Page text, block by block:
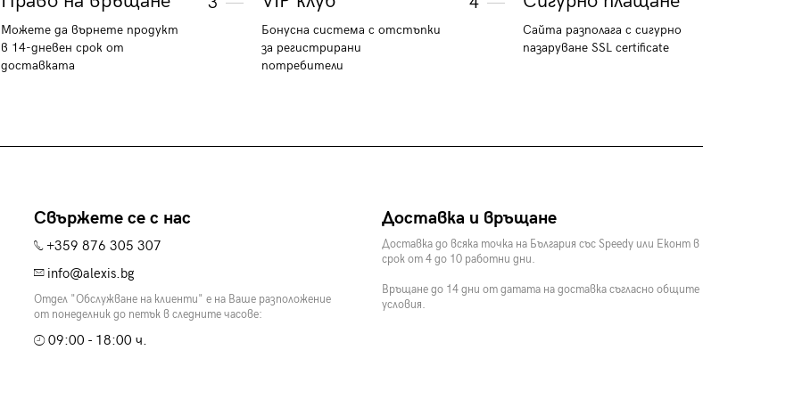
Можете да върнете продукт
в 14-дневен срок от
доставката
Бонусна система с отстъпки
за регистрирани
потребители
Сайта разполага с сигурно
пазаруване SSL certificate
Свържете се с нас
+359 876 305 307
info@alexis.bg
Отдел "Обслужване на клиенти" е на Ваше разположение
от понеделник до петък в следните часове:
09:00 - 18:00 ч.
Доставка и връщане
Доставка до всяка точка на България със Speedy или Еконт в
срок от 4 до 10 работни дни.
Връщане до 14 дни от датата на доставка съгласно общите
условия.